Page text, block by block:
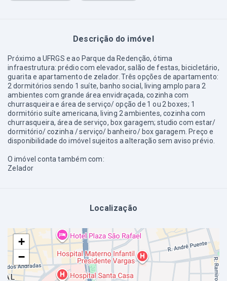
Descrição do imóvel
Próximo a UFRGS e ao Parque da Redenção, ótima
infraestrutura: prédio com elevador, salão de festas, bicicletário,
guarita e apartamento de zelador. Três opções de apartamento:
2 dormitórios sendo 1 suíte, banho social, living amplo para 2
ambientes com grande área envidraçada, cozinha com
churrasqueira e área de serviço/ opção de 1 ou 2 boxes; 1
dormitório suíte americana, living 2 ambientes, cozinha com
churrasqueira, área de serviço, box garagem; studio com estar/
dormitório/ cozinha / serviço/ banheiro/ box garagem. Preço e
disponibilidade do imóvel sujeitos a alteração sem aviso prévio.
O imóvel conta também com:
Zelador
Localização
+
−